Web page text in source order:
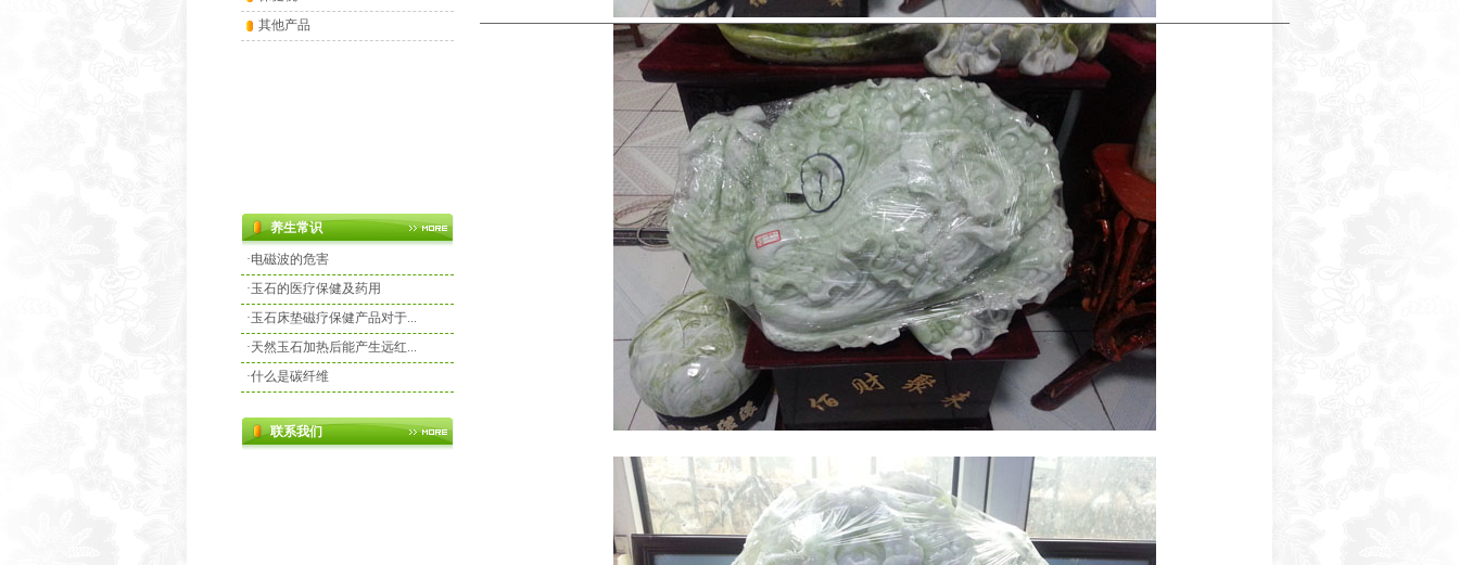
其他产品
养生常识
·电磁波的危害
·玉石的医疗保健及药用
·玉石床垫磁疗保健产品对于...
·天然玉石加热后能产生远红...
·什么是碳纤维
联系我们